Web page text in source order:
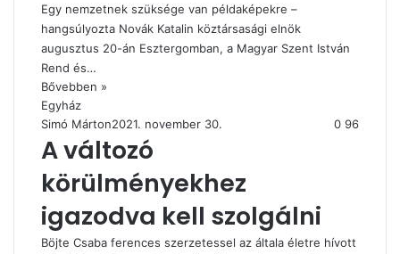
Egy nemzetnek szüksége van példaképekre –
hangsúlyozta Novák Katalin köztársasági elnök
augusztus 20-án Esztergomban, a Magyar Szent István
Rend és…
Bővebben »
Egyház
Simó Márton2021. november 30. 0 96
A változó
körülményekhez
igazodva kell szolgálni
Böjte Csaba ferences szerzetessel az általa életre hívott